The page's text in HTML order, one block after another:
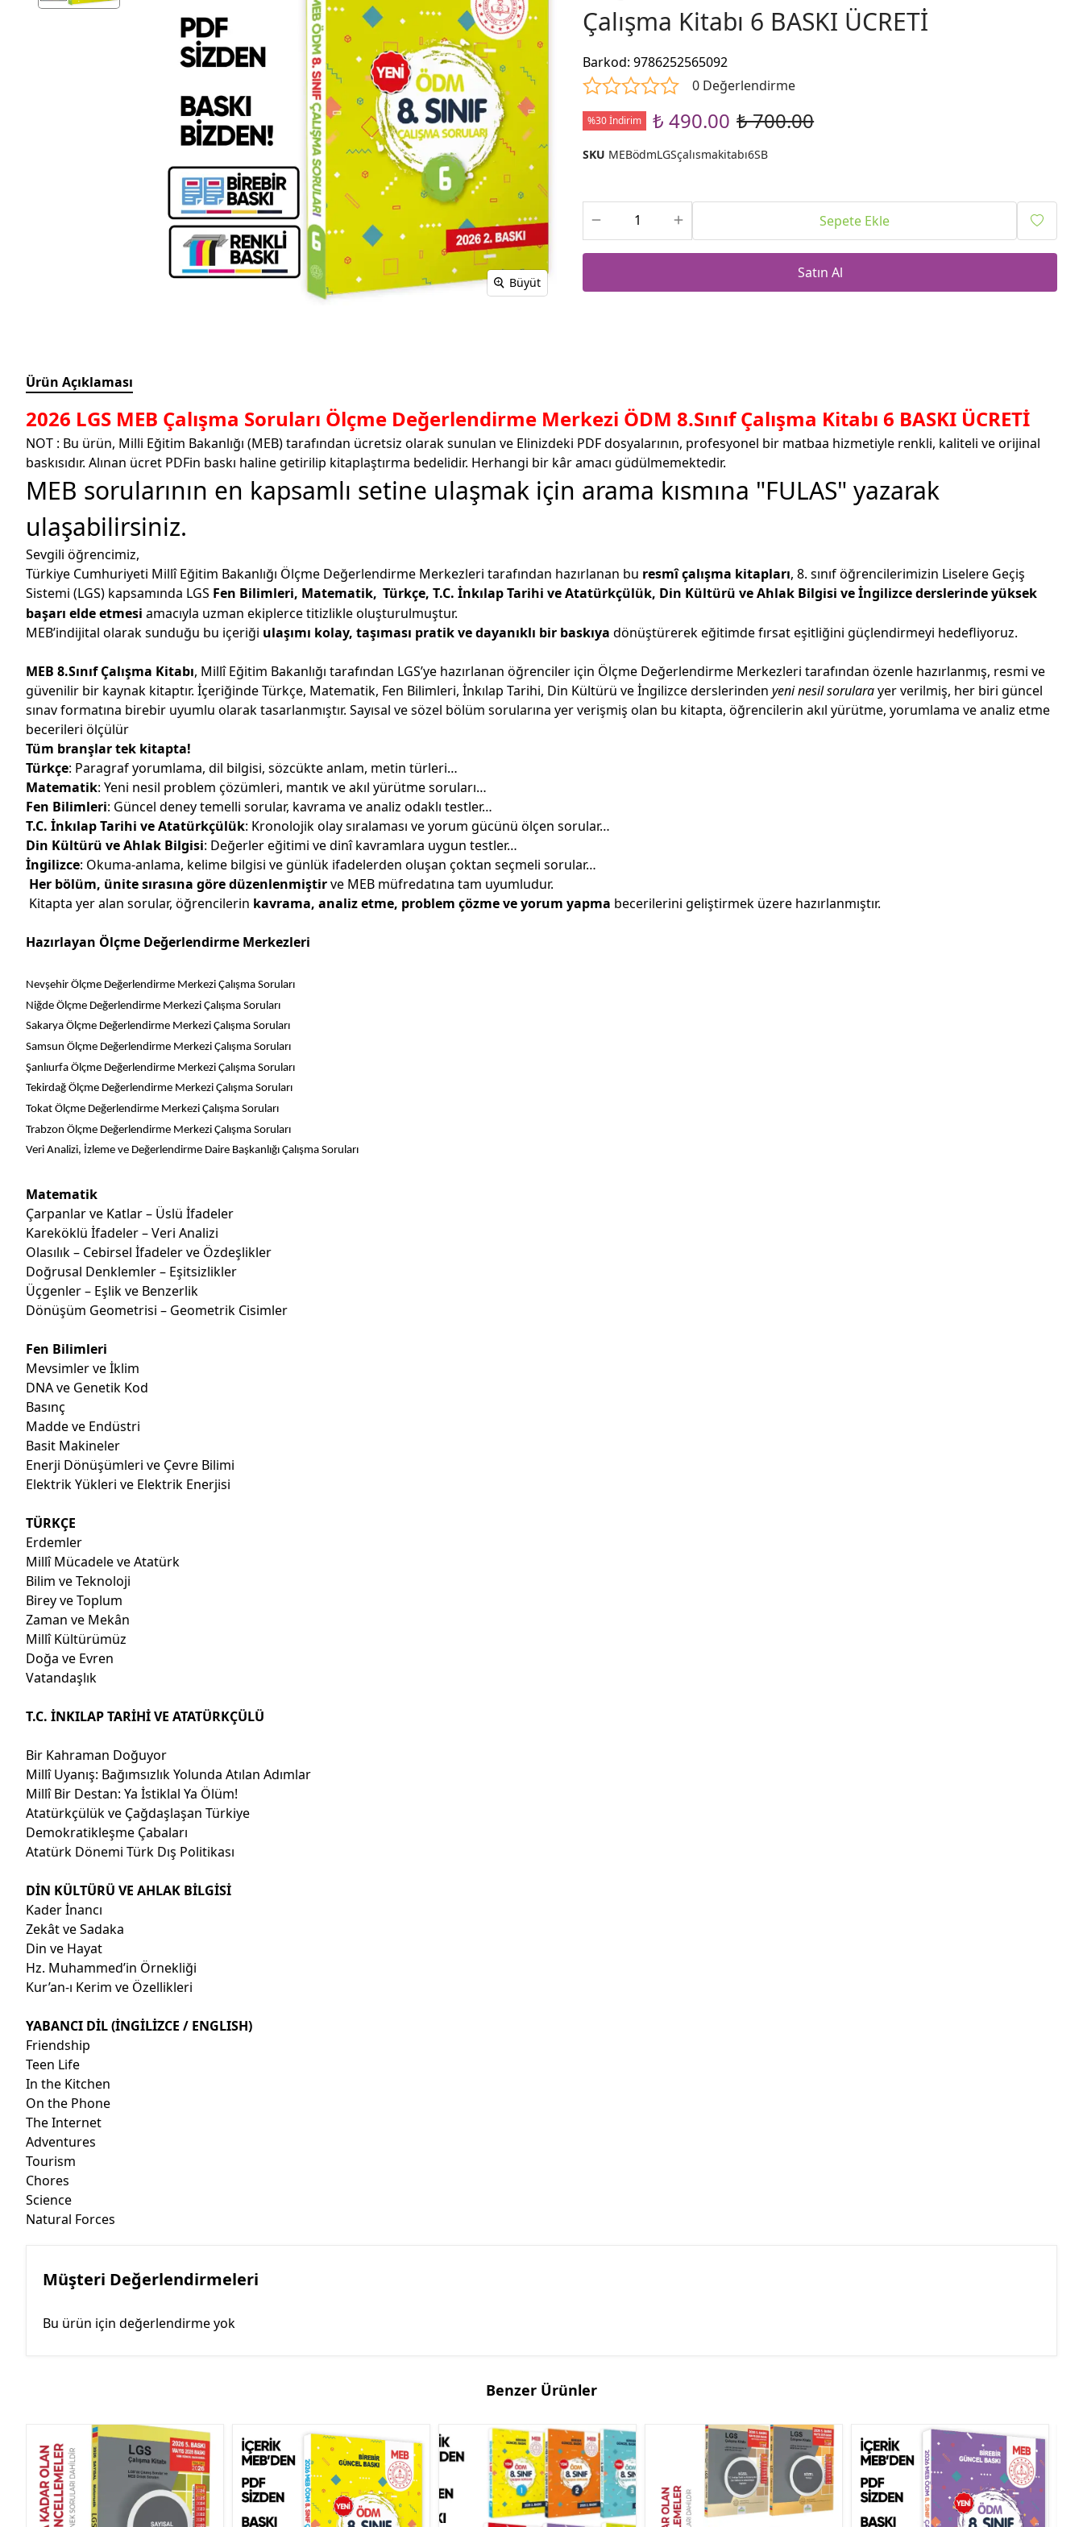
Büyüt
Çalışma Kitabı 6 BASKI ÜCRETİ
Barkod:9786252565092
0 Değerlendirme
%30 İndirim ₺ 490.00 ₺ 700.00
SKU MEBödmLGSçalısmakitabı6SB
Sepete Ekle
Satın Al
Ürün Açıklaması
2026 LGS MEB Çalışma Soruları Ölçme Değerlendirme Merkezi ÖDM 8.Sınıf Çalışma Kitabı 6 BASKI ÜCRETİ
NOT : Bu ürün, Milli Eğitim Bakanlığı (MEB) tarafından ücretsiz olarak sunulan ve Elinizdeki PDF dosyalarının, profesyonel bir matbaa hizmetiyle renkli, kaliteli ve orijinal
baskısıdır. Alınan ücret PDFin baskı haline getirilip kitaplaştırma bedelidir. Herhangi bir kâr amacı güdülmemektedir.
MEB sorularının en kapsamlı setine ulaşmak için arama kısmına "FULAS" yazarak
ulaşabilirsiniz.
Sevgili öğrencimiz,
Türkiye Cumhuriyeti Millî Eğitim Bakanlığı Ölçme Değerlendirme Merkezleri tarafından hazırlanan bu resmî çalışma kitapları, 8. sınıf öğrencilerimizin Liselere Geçiş
Sistemi (LGS) kapsamında LGS Fen Bilimleri, Matematik, Türkçe, T.C. İnkılap Tarihi ve Atatürkçülük, Din Kültürü ve Ahlak Bilgisi veİngilizcederslerinde yüksek
başarı elde etmesi amacıyla uzman ekiplerce titizlikle oluşturulmuştur.
MEB’indijital olarak sunduğu bu içeriği ulaşımı kolay, taşıması pratik ve dayanıklı bir baskıya dönüştürerek eğitimde fırsat eşitliğini güçlendirmeyi hedefliyoruz.
MEB 8.Sınıf Çalışma Kitabı, Millî Eğitim Bakanlığı tarafından LGS’ye hazırlanan öğrenciler için Ölçme Değerlendirme Merkezleri tarafından özenle hazırlanmış, resmi ve
güvenilir bir kaynak kitaptır. İçeriğinde Türkçe, Matematik, Fen Bilimleri, İnkılap Tarihi, Din Kültürü ve İngilizce derslerinden yeni nesil sorularayer verilmiş, her biri güncel
sınav formatına birebir uyumlu olarak tasarlanmıştır. Sayısal ve sözel bölüm sorularına yer verişmiş olan bu kitapta, öğrencilerin akıl yürütme, yorumlama ve analiz etme
becerileri ölçülür
Tüm branşlar tek kitapta!
Türkçe: Paragraf yorumlama, dil bilgisi, sözcükte anlam, metin türleri…
Matematik: Yeni nesil problem çözümleri, mantık ve akıl yürütme soruları…
Fen Bilimleri: Güncel deney temelli sorular, kavrama ve analiz odaklı testler…
T.C. İnkılap Tarihi ve Atatürkçülük: Kronolojik olay sıralaması ve yorum gücünü ölçen sorular…
Din Kültürü ve Ahlak Bilgisi: Değerler eğitimi ve dinî kavramlara uygun testler…
İngilizce: Okuma-anlama, kelime bilgisi ve günlük ifadelerden oluşan çoktan seçmeli sorular…
Her bölüm, ünite sırasına göre düzenlenmiştirve MEB müfredatına tam uyumludur.
Kitapta yer alan sorular, öğrencilerin kavrama, analiz etme, problem çözme ve yorum yapma becerilerini geliştirmek üzere hazırlanmıştır.
Hazırlayan Ölçme Değerlendirme Merkezleri
Nevşehir Ölçme Değerlendirme Merkezi Çalışma Soruları
Niğde Ölçme Değerlendirme Merkezi Çalışma Soruları
Sakarya Ölçme Değerlendirme Merkezi Çalışma Soruları
Samsun Ölçme Değerlendirme Merkezi Çalışma Soruları
Şanlıurfa Ölçme Değerlendirme Merkezi Çalışma Soruları
Tekirdağ Ölçme Değerlendirme Merkezi Çalışma Soruları
Tokat Ölçme Değerlendirme Merkezi Çalışma Soruları
Trabzon Ölçme Değerlendirme Merkezi Çalışma Soruları
Veri Analizi, İzleme ve Değerlendirme Daire Başkanlığı Çalışma Soruları
Matematik
Çarpanlar ve Katlar – Üslü İfadeler
Kareköklü İfadeler – Veri Analizi
Olasılık – Cebirsel İfadeler ve Özdeşlikler
Doğrusal Denklemler – Eşitsizlikler
Üçgenler – Eşlik ve Benzerlik
Dönüşüm Geometrisi – Geometrik Cisimler
Fen Bilimleri
Mevsimler ve İklim
DNA ve Genetik Kod
Basınç
Madde ve Endüstri
Basit Makineler
Enerji Dönüşümleri ve Çevre Bilimi
Elektrik Yükleri ve Elektrik Enerjisi
TÜRKÇE
Erdemler
Millî Mücadele ve Atatürk
Bilim ve Teknoloji
Birey ve Toplum
Zaman ve Mekân
Millî Kültürümüz
Doğa ve Evren
Vatandaşlık
T.C. İNKILAP TARİHİ VE ATATÜRKÇÜLÜ
Bir Kahraman Doğuyor
Millî Uyanış: Bağımsızlık Yolunda Atılan Adımlar
Millî Bir Destan: Ya İstiklal Ya Ölüm!
Atatürkçülük ve Çağdaşlaşan Türkiye
Demokratikleşme Çabaları
Atatürk Dönemi Türk Dış Politikası
DİN KÜLTÜRÜ VE AHLAK BİLGİSİ
Kader İnancı
Zekât ve Sadaka
Din ve Hayat
Hz. Muhammed’in Örnekliği
Kur’an-ı Kerim ve Özellikleri
YABANCI DİL (İNGİLİZCE / ENGLISH)
Friendship
Teen Life
In the Kitchen
On the Phone
The Internet
Adventures
Tourism
Chores
Science
Natural Forces
Müşteri Değerlendirmeleri
Bu ürün için değerlendirme yok
Benzer Ürünler